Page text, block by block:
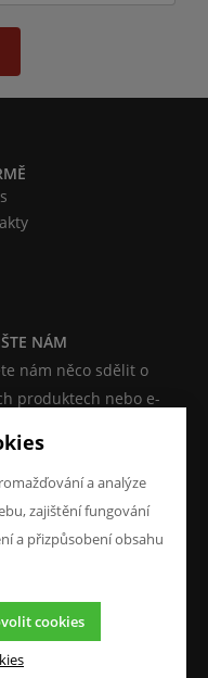
NÁM
nám něco sdělit o
produktech nebo e-
Klikněte pro více
a analýze
zajištění fungování
a přizpůsobení obsahu
cookies